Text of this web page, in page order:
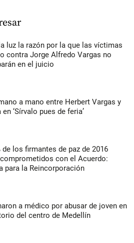
luz la razón por la que las víctimas
contra Jorge Alfredo Vargas no
en el juicio
a mano entre Herbert Vargas y
en ‘Sírvalo pues de feria’
de los firmantes de paz de 2016
con el Acuerdo:
para la Reincorporación
a médico por abusar de joven en
del centro de Medellín